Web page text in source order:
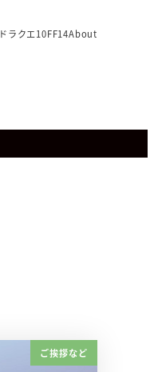
ドラクエ10FF14About
ご挨拶など